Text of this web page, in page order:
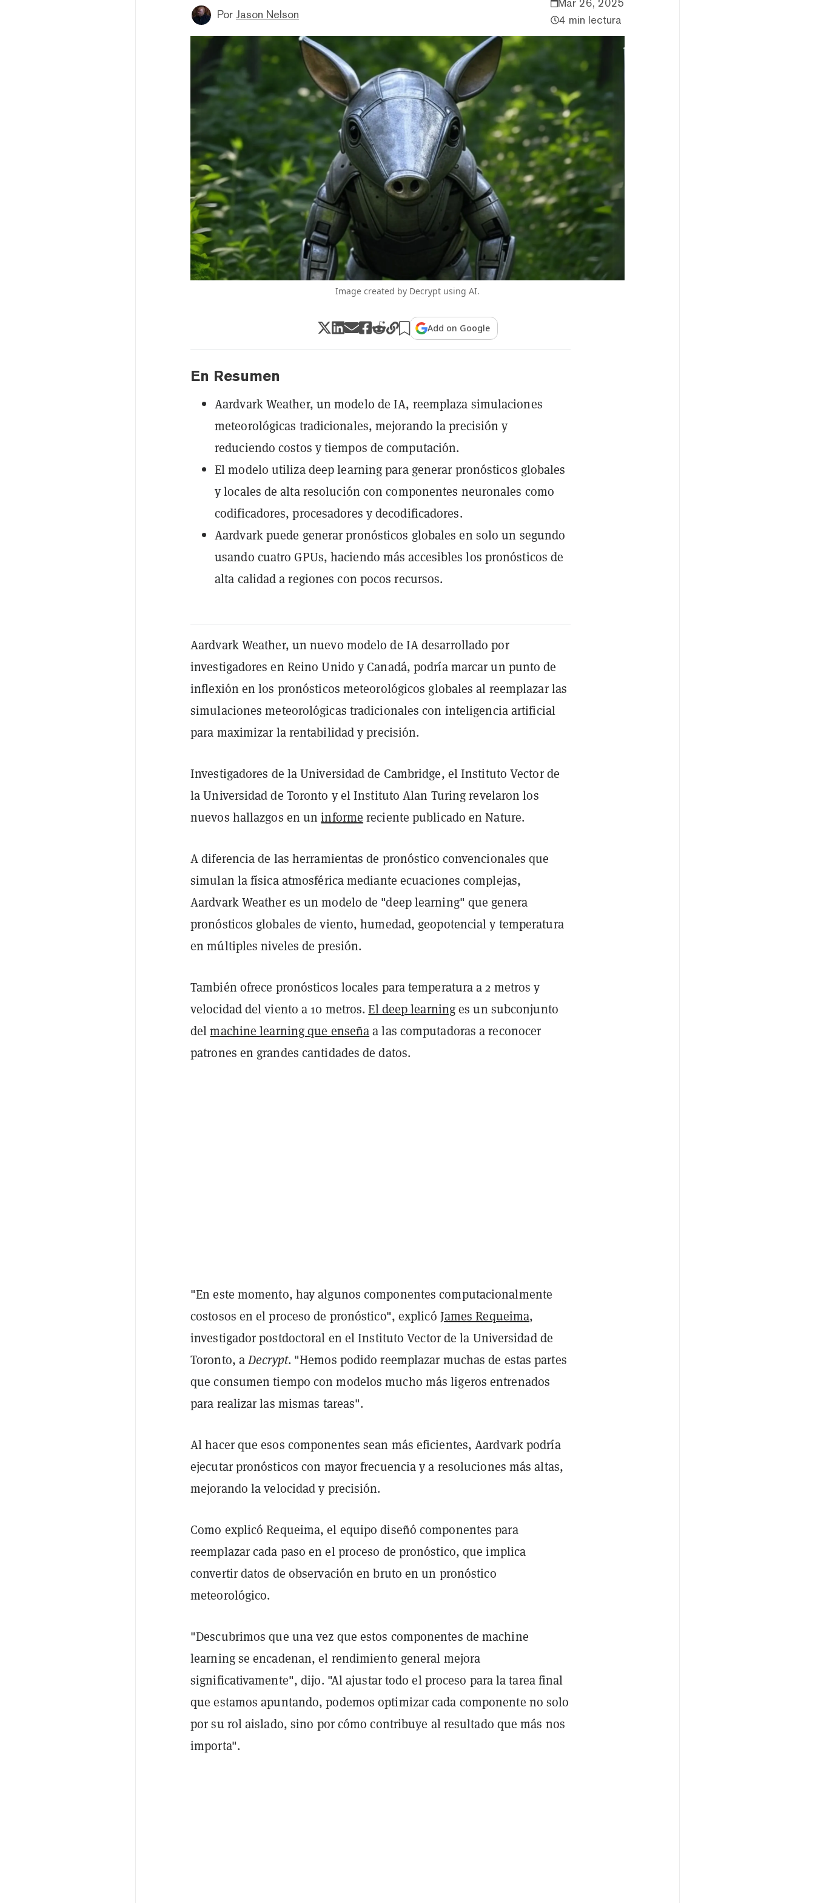
Por Jason Nelson
Mar 26, 2025
4 min lectura
Image created by Decrypt using AI.
Add on Google
En Resumen
Aardvark Weather, un modelo de IA, reemplaza simulaciones
meteorológicas tradicionales, mejorando la precisión y
reduciendo costos y tiempos de computación.
El modelo utiliza deep learning para generar pronósticos globales
y locales de alta resolución con componentes neuronales como
codificadores, procesadores y decodificadores.
Aardvark puede generar pronósticos globales en solo un segundo
usando cuatro GPUs, haciendo más accesibles los pronósticos de
alta calidad a regiones con pocos recursos.
Aardvark Weather, un nuevo modelo de IA desarrollado por
investigadores en Reino Unido y Canadá, podría marcar un punto de
inflexión en los pronósticos meteorológicos globales al reemplazar las
simulaciones meteorológicas tradicionales con inteligencia artificial
para maximizar la rentabilidad y precisión.
Investigadores de la Universidad de Cambridge, el Instituto Vector de
la Universidad de Toronto y el Instituto Alan Turing revelaron los
nuevos hallazgos en uninforme reciente publicado en Nature.
A diferencia de las herramientas de pronóstico convencionales que
simulan la física atmosférica mediante ecuaciones complejas,
Aardvark Weather es un modelo de "deep learning" que genera
pronósticos globales de viento, humedad, geopotencial y temperatura
en múltiples niveles de presión.
También ofrece pronósticos locales para temperatura a 2 metros y
velocidad del viento a 10 metros.El deep learninges un subconjunto
delmachine learning que enseñaa las computadoras a reconocer
patrones en grandes cantidades de datos.
"En este momento, hay algunos componentes computacionalmente
costosos en el proceso de pronóstico", explicó James Requeima,
investigador postdoctoral en el Instituto Vector de la Universidad de
Toronto, aDecrypt. "Hemos podido reemplazar muchas de estas partes
que consumen tiempo con modelos mucho más ligeros entrenados
para realizar las mismas tareas".
Al hacer que esos componentes sean más eficientes, Aardvark podría
ejecutar pronósticos con mayor frecuencia y a resoluciones más altas,
mejorando la velocidad y precisión.
Como explicó Requeima, el equipo diseñó componentes para
reemplazar cada paso en el proceso de pronóstico, que implica
convertir datos de observación en bruto en un pronóstico
meteorológico.
"Descubrimos que una vez que estos componentes de machine
learning se encadenan, el rendimiento general mejora
significativamente", dijo. "Al ajustar todo el proceso para la tarea final
que estamos apuntando, podemos optimizar cada componente no solo
por su rol aislado, sino por cómo contribuye al resultado que más nos
importa".